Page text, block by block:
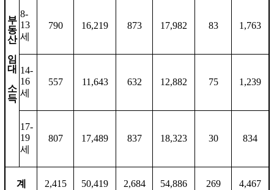
부
동
산
임
대
소
득
8-
13
세
790 16,219 873 17,982 83 1,763
14-
16
세
557 11,643 632 12,882 75 1,239
17-
19
세
807 17,489 837 18,323 30 834
계 2,415 50,419 2,684 54,886 269 4,467